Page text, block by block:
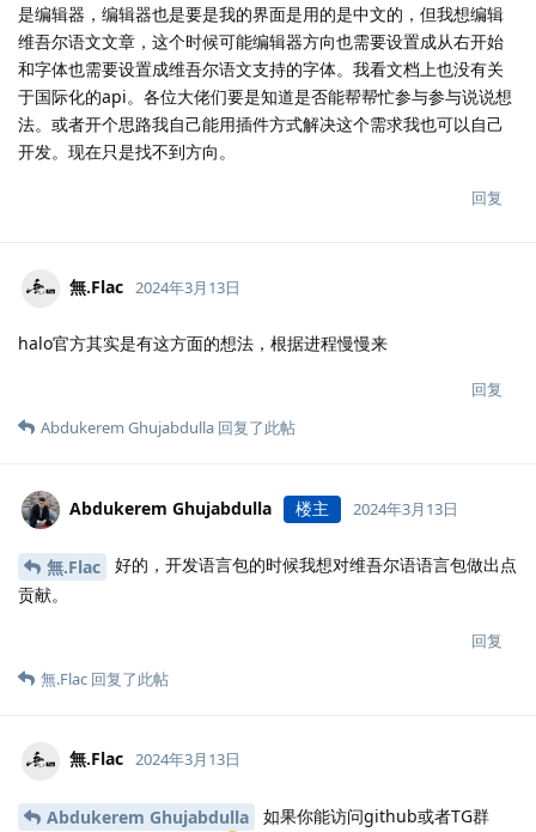
是编辑器，编辑器也是要是我的界面是用的是中文的，但我想编辑
维吾尔语文文章，这个时候可能编辑器方向也需要设置成从右开始
和字体也需要设置成维吾尔语文支持的字体。我看文档上也没有关
于国际化的api。各位大佬们要是知道是否能帮帮忙参与参与说说想
法。或者开个思路我自己能用插件方式解决这个需求我也可以自己
开发。现在只是找不到方向。
回复
無.​Flac 2024年3月13日
halo官方其实是有这方面的想法，根据进程慢慢来
回复
Abdukerem Ghujabdulla 回复了此帖
Abdukerem Ghujabdulla 楼主 2024年3月13日
無.​Flac
好的，开发语言包的时候我想对维吾尔语语言包做出点
贡献。
回复
無.​Flac 回复了此帖
無.​Flac 2024年3月13日
Abdukerem Ghujabdulla
如果你能访问github或者TG群